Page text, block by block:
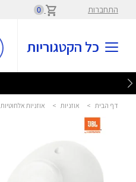
התחברות 0
כל הקטגוריות
דף הבית > אוזניות > אוזניות אלחוטיות TWS עם ביטול רעשים Tune Beam 2 ג'י בי אל - JBL